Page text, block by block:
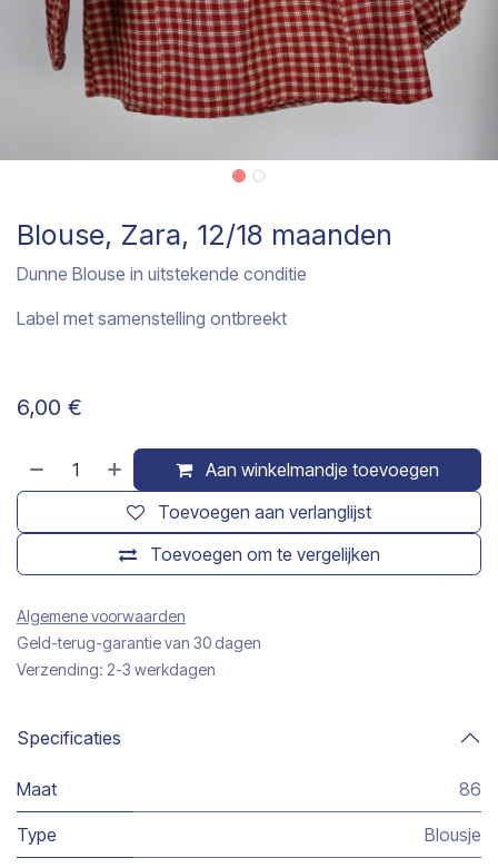
Blouse, Zara, 12/18 maanden
Dunne Blouse in uitstekende conditie
Label met samenstelling ontbreekt
6,00 €
Aan winkelmandje toevoegen
Toevoegen om te vergelijken
Toevoegen aan verlanglijst
Algemene voorwaarden
Geld-terug-garantie van 30 dagen
Verzending: 2-3 werkdagen
Specificaties
Maat 86
Type Blousje